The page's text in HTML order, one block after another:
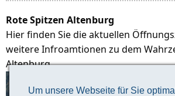
Um unsere Webseite für Sie optimal
Rote Spitzen Altenburg
Hier finden Sie die aktuellen
weitere Infroamtionen zu dem
Altenburg.